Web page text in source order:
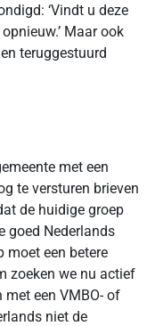
‘Vindt u deze
Maar ook
teruggestuurd
met een
te versturen brieven
de huidige groep
goed Nederlands
moet een betere
zoeken we nu actief
met een VMBO- of
niet de